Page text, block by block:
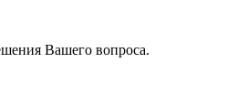
Вашего вопроса.